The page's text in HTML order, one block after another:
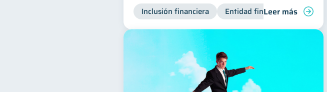
Inclusión financiera Entidad financiera
Leer más